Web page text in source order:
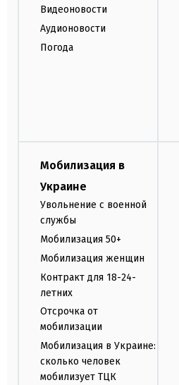
Видеоновости
Аудионовости
Погода
Мобилизация в
Украине
Увольнение с военной
службы
Мобилизация 50+
Мобилизация женщин
Контракт для 18-24-
летних
Отсрочка от
мобилизации
Мобилизация в Украине:
сколько человек
мобилизует ТЦК